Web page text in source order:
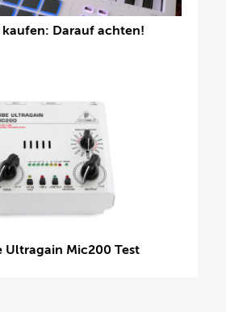
kaufen: Darauf achten!
Ultragain Mic200 Test